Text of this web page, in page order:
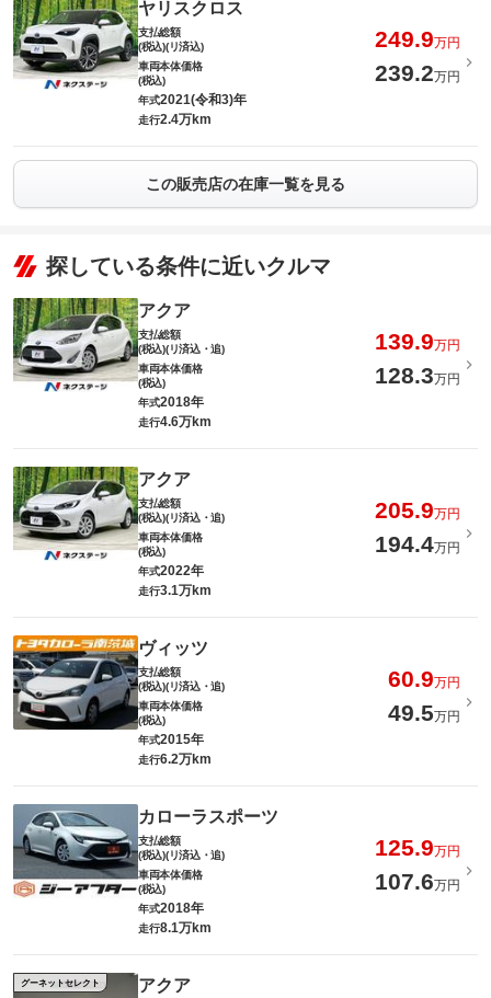
ヤリスクロス
支払総額
(税込)(リ済込)
249.9万円
車両本体価格
(税込)
239.2万円
年式2021(令和3)年
走行2.4万km
この販売店の在庫一覧を見る
探している条件に近いクルマ
アクア
支払総額
(税込)(リ済込・追)
139.9万円
車両本体価格
(税込)
128.3万円
年式2018年
走行4.6万km
アクア
支払総額
(税込)(リ済込・追)
205.9万円
車両本体価格
(税込)
194.4万円
年式2022年
走行3.1万km
ヴィッツ
支払総額
(税込)(リ済込・追)
60.9万円
車両本体価格
(税込)
49.5万円
年式2015年
走行6.2万km
カローラスポーツ
支払総額
(税込)(リ済込・追)
125.9万円
車両本体価格
(税込)
107.6万円
年式2018年
走行8.1万km
グーネットセレクト アクア